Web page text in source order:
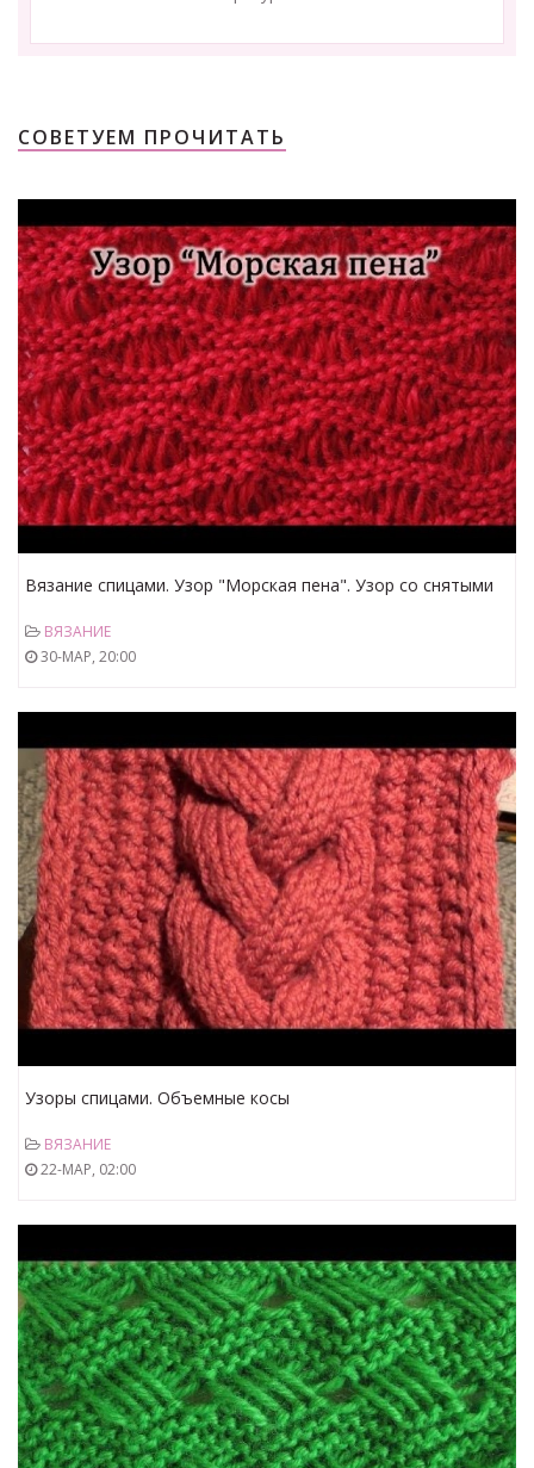
СОВЕТУЕМ ПРОЧИТАТЬ
Вязание спицами. Узор "Морская пена". Узор со снятыми
ВЯЗАНИЕ
30-МАР, 20:00
Узоры спицами. Объемные косы
ВЯЗАНИЕ
22-МАР, 02:00